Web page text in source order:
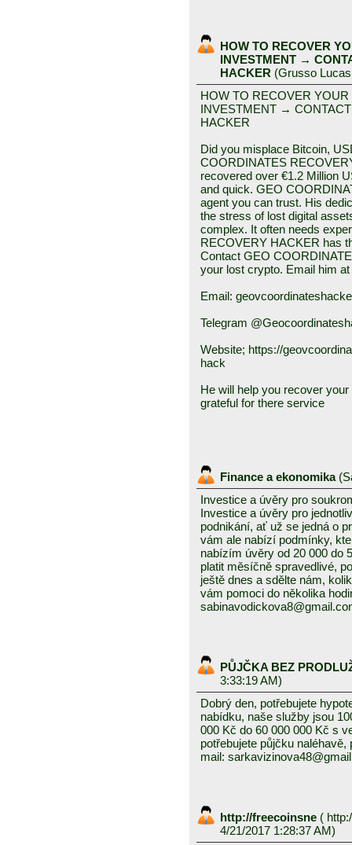
HOW TO RECOVER
INVESTMENT →
HACKER (Grusso Lucas
HOW TO RECOVER
INVESTMENT →
HACKER
Did you misplace Bitcoin,
COORDINATES
recovered over €1.2 Million
and quick. GEO
agent you can trust. His
the stress of lost digital
complex. It often needs
RECOVERY HACKER has
Contact GEO
your lost crypto. Email him at
Email:
Telegram
Website; https://
hack
He will help you recover
grateful for there service
Finance a ekonomika (
Investice a úvěry pro
Investice a úvěry pro
podnikání, ať už se jedná o
vám ale nabízí podmínky,
nabízím úvěry od 20 000 do
platit měsíčně spravedlivé,
ještě dnes a sdělte nám,
vám pomoci do několika
PŮJČKA BEZ
3:33:19 AM)
Dobrý den, potřebujete
nabídku, naše služby jsou
000 Kč do 60 000 000 Kč s
potřebujete půjčku
mail:
http://freecoinsne (
4/21/2017 1:28:37 AM)